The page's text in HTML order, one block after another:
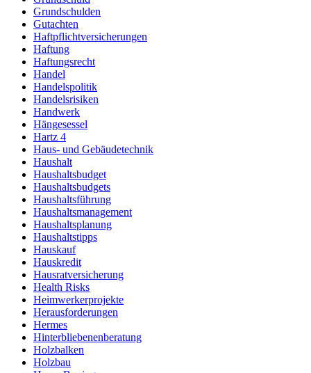
Grundschulden
Gutachten
Haftpflichtversicherungen
Haftung
Haftungsrecht
Handel
Handelspolitik
Handelsrisiken
Handwerk
Hängesessel
Hartz 4
Haus- und Gebäudetechnik
Haushalt
Haushaltsbudget
Haushaltsbudgets
Haushaltsführung
Haushaltsmanagement
Haushaltsplanung
Haushaltstipps
Hauskauf
Hauskredit
Hausratversicherung
Health Risks
Heimwerkerprojekte
Herausforderungen
Hermes
Hinterbliebenenberatung
Holzbalken
Holzbau